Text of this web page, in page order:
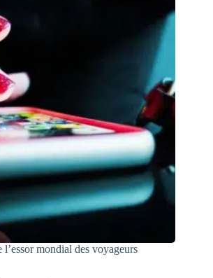
mondial des voyageurs